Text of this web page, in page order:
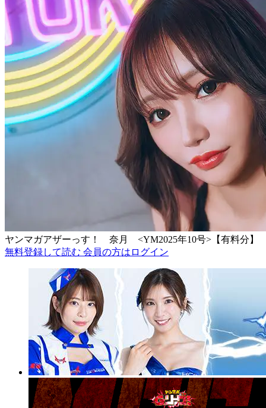
ヤンマガアザーっす！ 奈月 <YM2025年10号>【有料分】
無料登録して読む 会員の方はログイン